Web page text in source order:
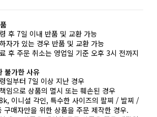
후 7일 이내 반품 및 교환 가능
자가 있는 경우 반품 및 교환 가능
후 주문 취소는 영업일 기준 오후 3시 전까지
불가한 사유
일부터 7일 이상 지난 경우
임으로 상품의 멸시 또는 훼손된 경우
이니셜 각인, 특수한 사이즈의 팔찌 / 발찌 /
구매자만을 위한 상품을 주문 제작한 경우.